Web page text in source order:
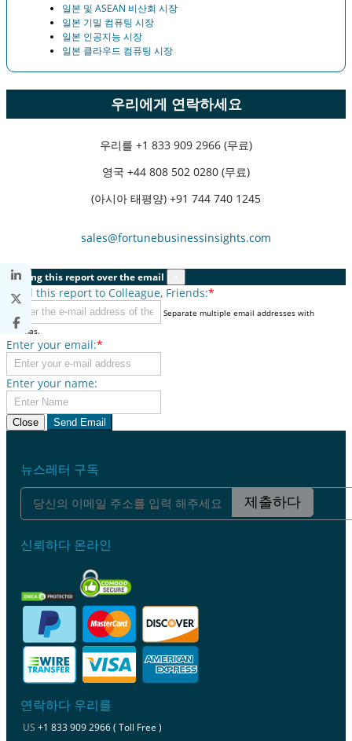
일본 및 ASEAN 비산회 시장
일본 기밀 컴퓨팅 시장
일본 인공지능 시장
일본 클라우드 컴퓨팅 시장
우리에게 연락하세요
우리를 +1 833 909 2966 (무료)
영국 +44 808 502 0280 (무료)
(아시아 태평양) +91 744 740 1245
sales@fortunebusinessinsights.com
Sharing this report over the email
Send this report to Colleague, Friends:*
Separate multiple email addresses with
commas.
Enter your email:*
Enter your name:
Close Send Email
뉴스레터 구독
제출하다
신뢰하다 온라인
연락하다 우리를
US +1 833 909 2966 ( Toll Free )